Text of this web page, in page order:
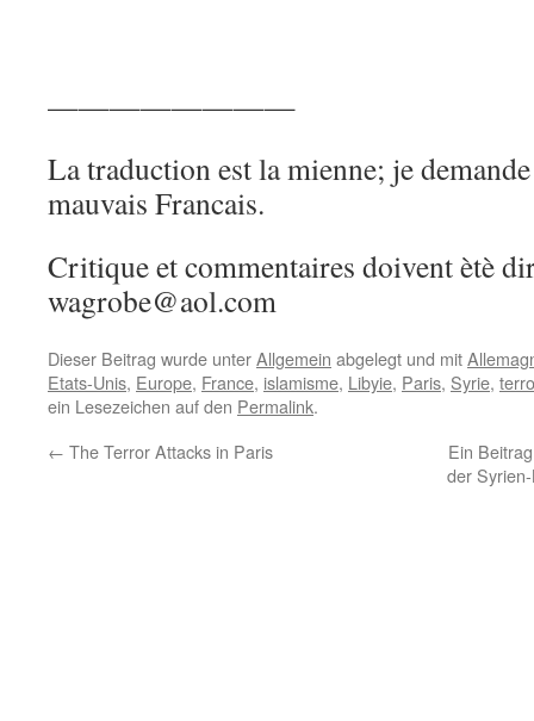
————————
La traduction est la mienne; je
mauvais Francais.
Critique et commentaires doivent ètè
wagrobe@aol.com
Dieser Beitrag wurde unterAllgemein abgelegt und mit
Etats-Unis, Europe, France, islamisme, Libyie, Paris, Syrie,
ein Lesezeichen auf den Permalink.
← The Terror Attacks in Paris
Ein
der